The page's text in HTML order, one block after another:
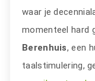
waar je
momenteel hard
Berenhuis, een
taalstimulering,